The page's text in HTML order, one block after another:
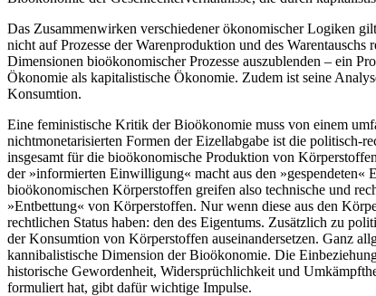
Das Zusammenwirken verschiedener ökonomischer Logiken
nicht auf Prozesse der Warenproduktion und des
Dimensionen bioökonomischer Prozesse auszublenden – ein
Ökonomie als kapitalistische Ökonomie. Zudem ist seine
Konsumtion.
Eine feministische Kritik der Bioökonomie muss von einem
nichtmonetarisierten Formen der Eizellabgabe ist die
insgesamt für die bioökonomische Produktion von
der »informierten Einwilligung« macht aus den
bioökonomischen Körperstoffen greifen also technische und
»Entbettung« von Körperstoffen. Nur wenn diese aus den
rechtlichen Status haben: den des Eigentums. Zusätzlich zu
der Konsumtion von Körperstoffen auseinandersetzen. Ganz
kannibalistische Dimension der Bioökonomie. Die
historische Gewordenheit, Widersprüchlichkeit und
formuliert hat, gibt dafür wichtige Impulse.